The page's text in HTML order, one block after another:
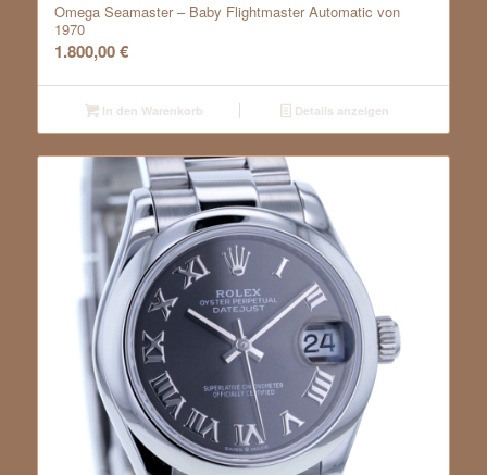
Omega Seamaster – Baby Flightmaster Automatic von
1970
1.800,00€
In den Warenkorb Details anzeigen